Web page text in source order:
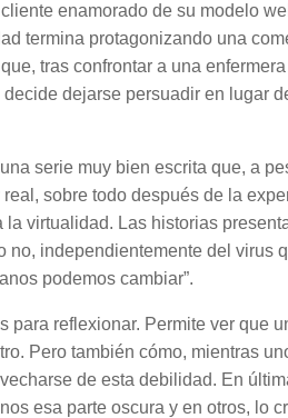
enamorado de su modelo
termina protagonizando una
tras confrontar a una
dejarse persuadir en lugar
serie muy bien escrita que, a
sobre todo después de la
virtualidad. Las historias
no, independientemente del virus
podemos cambiar”.
para reflexionar. Permite ver que
Pero también cómo, mientras
de esta debilidad. En
esa parte oscura y en otros, lo